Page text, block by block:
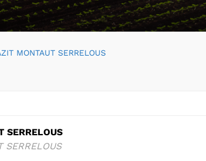
MONTAUT SERRELOUS
SERRELOUS
SERRELOUS